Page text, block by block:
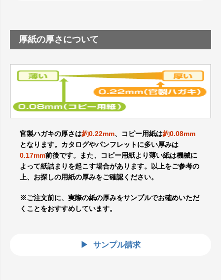
厚紙の厚さについて
官製ハガキの厚さは約0.22mm、コピー用紙は約0.08mm
となります。カタログやパンフレットに多い厚みは
0.17mm前後です。また、コピー用紙より薄い紙は機械に
よって紙詰まりを起こす場合があります。以上をご参考の
上、お探しの用紙の厚みをご確認ください。
※ご注文前に、実際の紙の厚みをサンプルでお確めいただ
くことをおすすめしています。
サンプル請求